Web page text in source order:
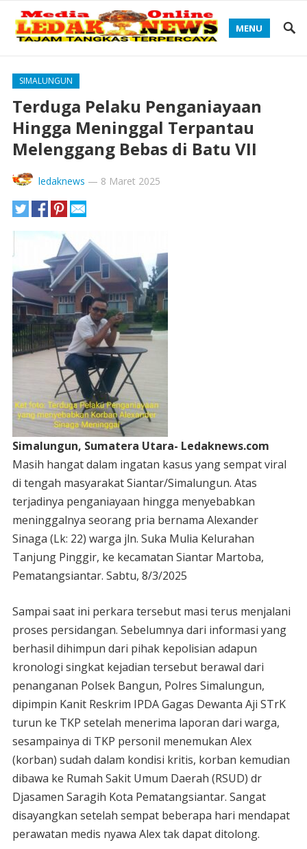
MENU
SIMALUNGUN
Terduga Pelaku Penganiayaan
Hingga Meninggal Terpantau
Melenggang Bebas di Batu VII
ledaknews — 8 Maret 2025
Simalungun, Sumatera Utara- Ledaknews.com
Masih hangat dalam ingatan kasus yang sempat viral
di tengah masyarakat Siantar/Simalungun. Atas
terjadinya penganiayaan hingga menyebabkan
meninggalnya seorang pria bernama Alexander
Sinaga (Lk: 22) warga jln. Suka Mulia Kelurahan
Tanjung Pinggir, ke kecamatan Siantar Martoba,
Pematangsiantar. Sabtu, 8/3/2025
Sampai saat ini perkara tersebut masi terus menjalani
proses persidangan. Sebelumnya dari informasi yang
berhasil dihimpun dari pihak kepolisian adapun
kronologi singkat kejadian tersebut berawal dari
penanganan Polsek Bangun, Polres Simalungun,
dipimpin Kanit Reskrim IPDA Gagas Dewanta Aji STrK
turun ke TKP setelah menerima laporan dari warga,
sesampainya di TKP personil menemukan Alex
(korban) sudah dalam kondisi kritis, korban kemudian
dibawa ke Rumah Sakit Umum Daerah (RSUD) dr
Djasamen Saragih Kota Pematangsiantar. Sangat
disayangkan setelah sempat beberapa hari mendapat
perawatan medis nyawa Alex tak dapat ditolong.